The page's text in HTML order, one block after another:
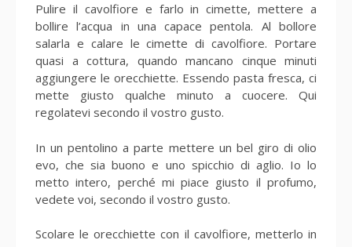
Pulire il cavolfiore e farlo in cimette, mettere a
bollire l’acqua in una capace pentola. Al bollore
salarla e calare le cimette di cavolfiore. Portare
quasi a cottura, quando mancano cinque minuti
aggiungere le orecchiette. Essendo pasta fresca, ci
mette giusto qualche minuto a cuocere. Qui
regolatevi secondo il vostro gusto.
In un pentolino a parte mettere un bel giro di olio
evo, che sia buono e uno spicchio di aglio. Io lo
metto intero, perché mi piace giusto il profumo,
vedete voi, secondo il vostro gusto.
Scolare le orecchiette con il cavolfiore, metterlo in